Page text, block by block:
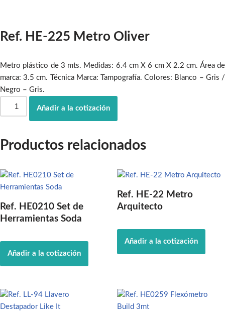
Ref. HE-225 Metro Oliver
Metro plástico de 3 mts. Medidas: 6.4 cm X 6 cm X 2.2 cm. Área de
marca: 3.5 cm. Técnica Marca: Tampografía. Colores: Blanco – Gris /
Negro – Gris.
Añadir a la cotización
Productos relacionados
Ref. HE0210 Set de
Herramientas Soda
Añadir a la cotización
Ref. HE-22 Metro
Arquitecto
Añadir a la cotización